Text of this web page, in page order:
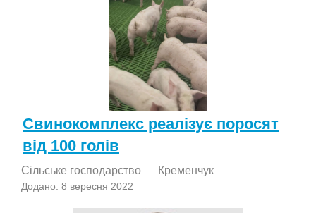
Свинокомплекс реалізує поросят
від 100 голів
Сільське господарство Кременчук
Додано: 8 вересня 2022